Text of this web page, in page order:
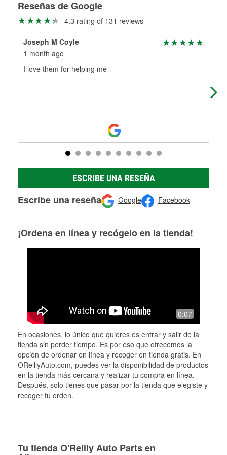
Más información sobre el Programa de Préstamo de
Herramientas de O'Reilly
medirán tus tambores o discos para determinar si pueden
ser rectificados con seguridad. Si tus tambores o discos no
pueden ser reutilizados, podemos ayudarte a encontrar las
partes de reemplazo correctas para tu reparación.
Rectificación de tambores y discos de freno
Reseñas de Google
4.3 rating of 131 reviews
Joseph M Coyle
1 month ago
I love them for helping me
ESCRIBE UNA RESEÑA
Escribe una reseña Google Facebook
¡Ordena en línea y recógelo en la tienda!
0:07
En ocasiones, lo único que quieres es entrar y salir de la
tienda sin perder tiempo. Es por eso que ofrecemos la
opción de ordenar en línea y recoger en tienda gratis. En
OReillyAuto.com, puedes ver la disponibilidad de productos
en la tienda más cercana y realizar tu compra en línea.
Después, solo tienes que pasar por la tienda que elegiste y
recoger tu orden.
Tu tienda O'Reilly Auto Parts en